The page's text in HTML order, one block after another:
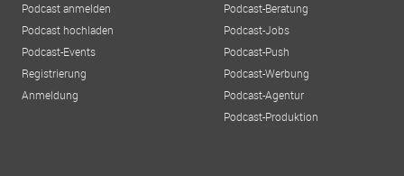
Podcast anmelden
Podcast hochladen
Podcast-Events
Registrierung
Anmeldung
Podcast-Beratung
Podcast-Jobs
Podcast-Push
Podcast-Werbung
Podcast-Agentur
Podcast-Produktion